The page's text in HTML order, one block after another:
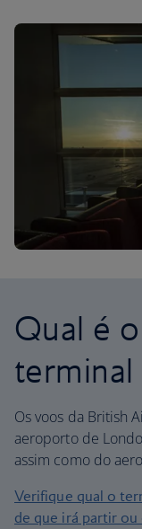
Qual é
terminal
Os voos da British
aeroporto de
assim como do
Verifique qual o
de que irá partir